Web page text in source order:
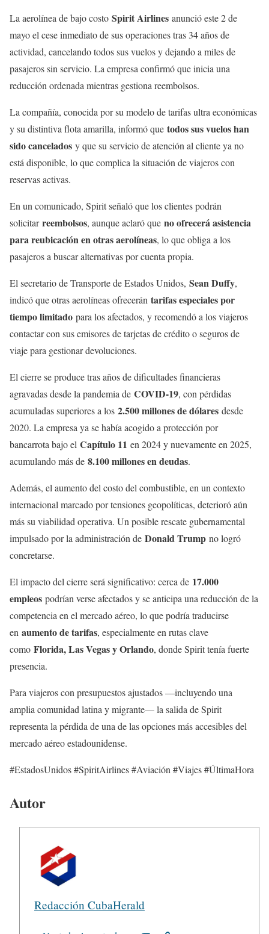
La aerolínea de bajo costo Spirit Airlines anunció este 2 de
mayo el cese inmediato de sus operaciones tras 34 años de
actividad, cancelando todos sus vuelos y dejando a miles de
pasajeros sin servicio. La empresa confirmó que inicia una
reducción ordenada mientras gestiona reembolsos.
La compañía, conocida por su modelo de tarifas ultra económicas
y su distintiva flota amarilla, informó que todos sus vuelos han
sido cancelados y que su servicio de atención al cliente ya no
está disponible, lo que complica la situación de viajeros con
reservas activas.
En un comunicado, Spirit señaló que los clientes podrán
solicitarreembolsos, aunque aclaró que no ofrecerá asistencia
para reubicación en otras aerolíneas, lo que obliga a los
pasajeros a buscar alternativas por cuenta propia.
El secretario de Transporte de Estados Unidos, Sean Duffy,
indicó que otras aerolíneas ofrecerán tarifas especiales por
tiempo limitado para los afectados, y recomendó a los viajeros
contactar con sus emisores de tarjetas de crédito o seguros de
viaje para gestionar devoluciones.
El cierre se produce tras años de dificultades financieras
agravadas desde la pandemia de COVID-19, con pérdidas
acumuladas superiores a los 2.500 millones de dólares desde
2020. La empresa ya se había acogido a protección por
bancarrota bajo el Capítulo 11 en 2024 y nuevamente en 2025,
acumulando más de 8.100 millones en deudas.
Además, el aumento del costo del combustible, en un contexto
internacional marcado por tensiones geopolíticas, deterioró aún
más su viabilidad operativa. Un posible rescate gubernamental
impulsado por la administración de Donald Trump no logró
concretarse.
El impacto del cierre será significativo: cerca de 17.000
empleos podrían verse afectados y se anticipa una reducción de la
competencia en el mercado aéreo, lo que podría traducirse
en aumento de tarifas, especialmente en rutas clave
como Florida, Las Vegas y Orlando, donde Spirit tenía fuerte
presencia.
Para viajeros con presupuestos ajustados —incluyendo una
amplia comunidad latina y migrante— la salida de Spirit
representa la pérdida de una de las opciones más accesibles del
mercado aéreo estadounidense.
#EstadosUnidos #SpiritAirlines #Aviación #Viajes #ÚltimaHora
Autor
Redacción CubaHerald